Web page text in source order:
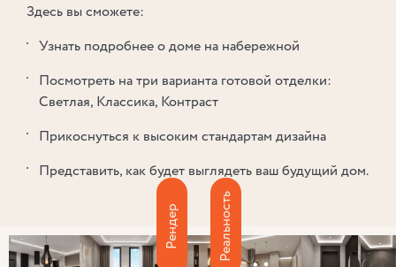
Рендер Реальность
Здесь вы сможете:
Узнать подробнее о доме на набережной
Посмотреть на три варианта готовой отделки:
Светлая, Классика, Контраст
Прикоснуться к высоким стандартам дизайна
Представить, как будет выглядеть ваш будущий дом.